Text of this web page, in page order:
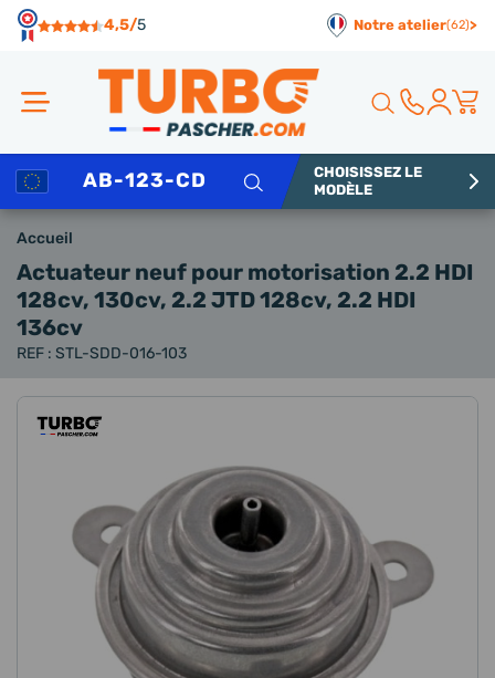
4,5/5 Notre atelier(62)>
Rechercher
CHOISISSEZ LE
MODÈLE
Accueil
Actuateur neuf pour motorisation 2.2 HDI
128cv, 130cv, 2.2 JTD 128cv, 2.2 HDI
136cv
REF : STL-SDD-016-103
Panneau de gestion des cookies